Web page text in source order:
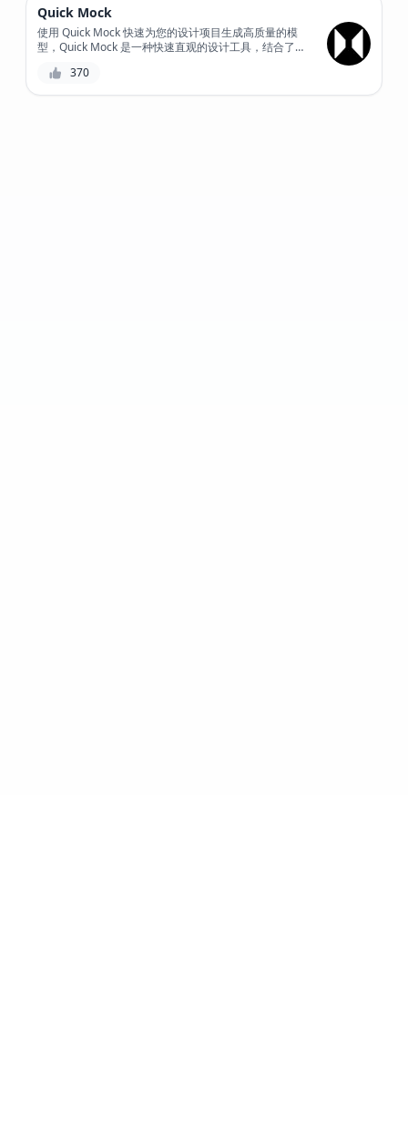
Quick Mock
使用 Quick Mock 快速为您的设计项目生成高质量的模
型，Quick Mock 是一种快速直观的设计工具，结合了人
370